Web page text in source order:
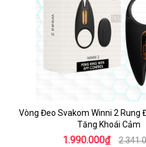
Vòng Đeo Svakom Winni 2 Rung
Tăng Khoái Cảm
1.990.000₫